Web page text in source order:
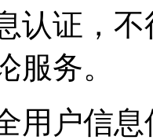
认证，
服务。
用户信